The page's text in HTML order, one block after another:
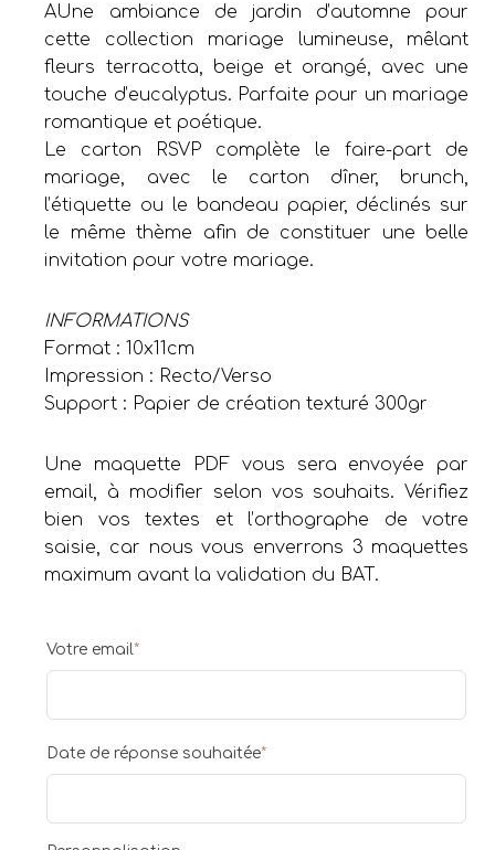
AUne ambiance de jardin d’automne pour
cette collection mariage lumineuse, mêlant
fleurs terracotta, beige et orangé, avec une
touche d’eucalyptus. Parfaite pour un mariage
romantique et poétique.
Le carton RSVP complète le faire-part de
mariage, avec le carton dîner, brunch,
l’étiquette ou le bandeau papier, déclinés sur
le même thème afin de constituer une belle
invitation pour votre mariage.
INFORMATIONS
Format : 10x11cm
Impression : Recto/Verso
Support : Papier de création texturé 300gr
Une maquette PDF vous sera envoyée par
email, à modifier selon vos souhaits. Vérifiez
bien vos textes et l’orthographe de votre
saisie, car nous vous enverrons 3 maquettes
maximum avant la validation du BAT.
Votre email*
Date de réponse souhaitée*